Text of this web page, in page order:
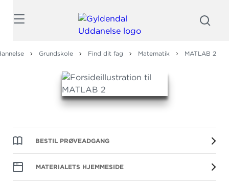
Grundskole Find dit fag Matematik MATLAB 2
BESTIL PRØVEADGANG
MATERIALETS HJEMMESIDE